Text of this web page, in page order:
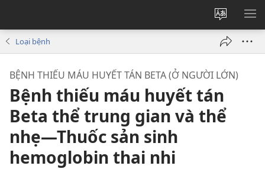
Thay
đổi
ngôn
của
trang
Loại bệnh
BỆNH THIẾU MÁU HUYẾT TÁN BETA (Ở NGƯỜI LỚN)
Bệnh thiếu máu huyết tán
Beta thể trung gian và thể
nhẹ—Thuốc sản sinh
hemoglobin thai nhi